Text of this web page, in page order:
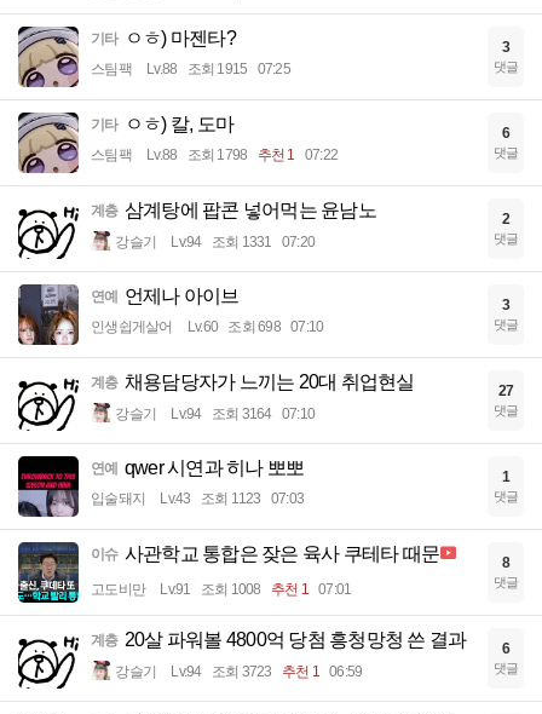
기타 ㅇㅎ) 마젠타?
스팀팩 Lv.88 조회 1915 07:25
3
댓글
기타 ㅇㅎ) 칼, 도마
스팀팩 Lv.88 조회 1798 추천 1 07:22
6
댓글
계층 삼계탕에 팝콘 넣어먹는 윤남노
강슬기 Lv.94 조회 1331 07:20
2
댓글
연예 언제나 아이브
인생쉽게살어 Lv.60 조회 698 07:10
3
댓글
계층 채용담당자가 느끼는 20대 취업현실
강슬기 Lv.94 조회 3164 07:10
27
댓글
연예 qwer 시연과 히나 뽀뽀
입술돼지 Lv.43 조회 1123 07:03
1
댓글
이슈 사관학교 통합은 잦은 육사 쿠테타 때문
고도비만 Lv.91 조회 1008 추천 1 07:01
8
댓글
계층 20살 파워볼 4800억 당첨 흥청망청 쓴 결과
강슬기 Lv.94 조회 3723 추천 1 06:59
6
댓글